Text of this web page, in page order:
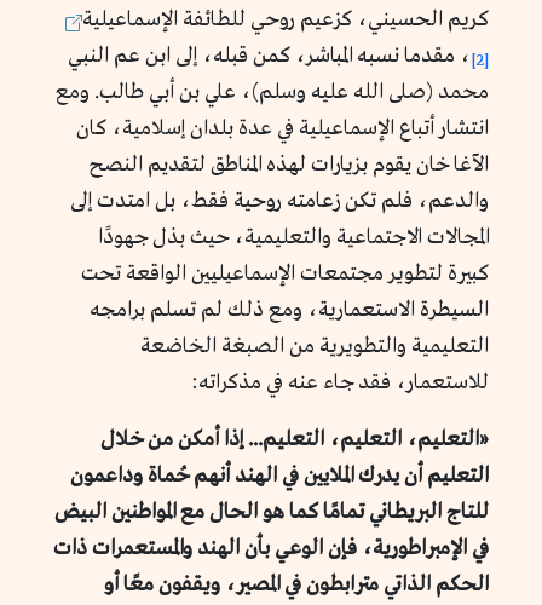
كريم الحسيني، كزعيم روحي للطائفة الإسماعيلية
[2]
، مقدما نسبه المباشر، كمن قبله، إلى ابن عم النبي
محمد (صلى الله عليه وسلم)، علي بن أبي طالب. ومع
انتشار أتباع الإسماعيلية في عدة بلدان إسلامية، كان
الآغا خان يقوم بزيارات لهذه المناطق لتقديم النصح
والدعم، فلم تكن زعامته روحية فقط، بل امتدت إلى
المجالات الاجتماعية والتعليمية، حيث بذل جهودًا
كبيرة لتطوير مجتمعات الإسماعيليين الواقعة تحت
السيطرة الاستعمارية، ومع ذلك لم تسلم برامجه
التعليمية والتطويرية من الصبغة الخاضعة
للاستعمار، فقد جاء عنه في مذكراته:
«التعليم، التعليم، التعليم... إذا أمكن من خلال
التعليم أن يدرك الملايين في الهند أنهم حُماة وداعمون
للتاج البريطاني تمامًا كما هو الحال مع المواطنين البيض
في الإمبراطورية، فإن الوعي بأن الهند والمستعمرات ذات
الحكم الذاتي مترابطون في المصير، ويقفون معًا أو